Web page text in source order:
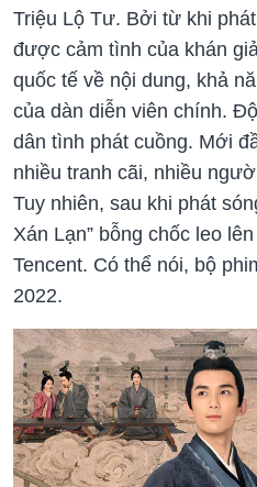
Triệu Lộ Tư. Bởi từ khi
được cảm tình của khán
quốc tế về nội dung, khả
của dàn diễn viên chính.
dân tình phát cuồng. Mới
nhiều tranh cãi, nhiều
Tuy nhiên, sau khi phát
Xán Lạn” bỗng chốc leo
Tencent. Có thể nói, bộ
2022.